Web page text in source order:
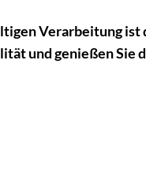
Verarbeitung ist
und genießen Sie